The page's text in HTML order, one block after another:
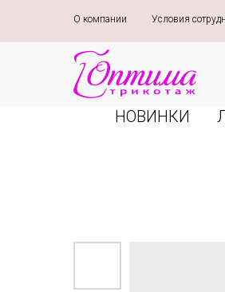
О компании Условия
НОВИНКИ